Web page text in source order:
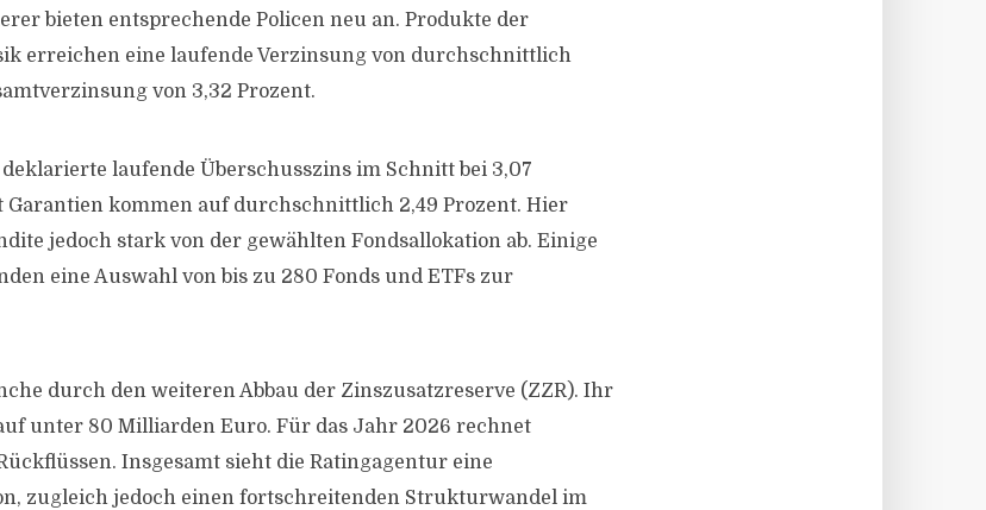
bieten entsprechende Policen neu an. Produkte der
erreichen eine laufende Verzinsung von durchschnittlich
von 3,32 Prozent.
laufende Überschusszins im Schnitt bei 3,07
Garantien kommen auf durchschnittlich 2,49 Prozent. Hier
jedoch stark von der gewählten Fondsallokation ab. Einige
eine Auswahl von bis zu 280 Fonds und ETFs zur
durch den weiteren Abbau der Zinszusatzreserve (ZZR). Ihr
unter 80 Milliarden Euro. Für das Jahr 2026 rechnet
Insgesamt sieht die Ratingagentur eine
zugleich jedoch einen fortschreitenden Strukturwandel im